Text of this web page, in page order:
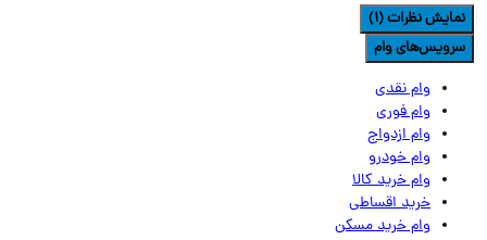
نظرات (1)
وام
وام نقدی
وام فوری
وام ازدواج
وام خودرو
وام خرید کالا
خرید اقساطی
وام خرید مسکن